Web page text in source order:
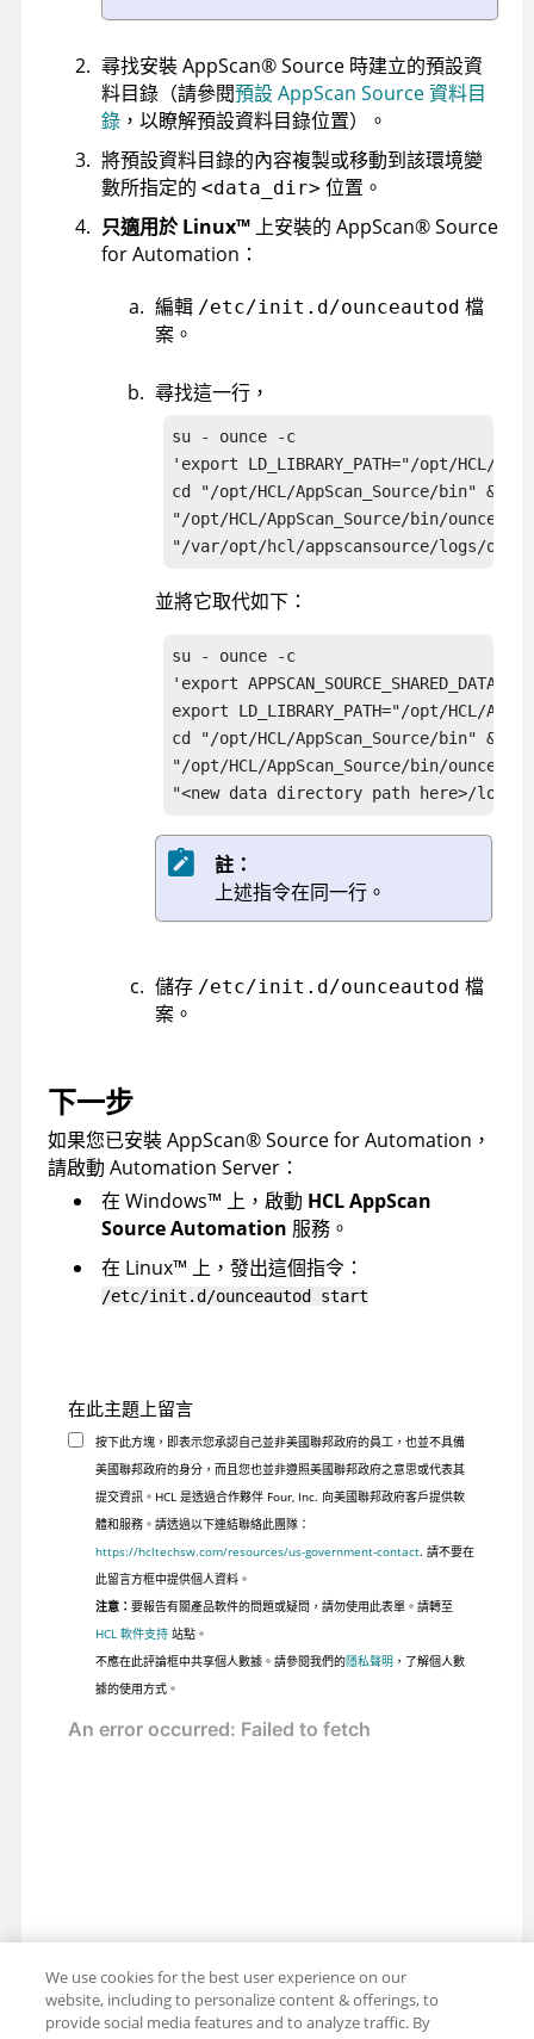
尋找安裝AppScan®Source 時建立的預設資
料目錄（請參閱預設 AppScan Source 資料目
錄 ，以瞭解預設資料目錄位置）。
將預設資料目錄的內容複製或移動到該環境變
數所指定的 <data_dir> 位置。
只適用於Linux™ 上安裝的 AppScan®Source
for Automation ：
編輯 /etc/init.d/ounceautod 檔
案。
尋找這一行，
su - ounce -c
'export LD_LIBRARY_PATH="/opt/HCL/
cd "/opt/HCL/AppScan_Source/bin" &&
"/opt/HCL/AppScan_Source/bin/
"/var/opt/hcl/appscansource/logs/
並將它取代如下：
su - ounce -c
'export
export LD_LIBRARY_PATH="/opt/HCL/
cd "/opt/HCL/AppScan_Source/bin" &&
"/opt/HCL/AppScan_Source/bin/
"<new data directory path here>/logs/
註：
上述指令在同一行。
儲存 /etc/init.d/ounceautod 檔
案。
下一步
如果您已安裝AppScan®Source for Automation ，
請啟動 Automation Server ：
在 Windows™ 上，啟動 HCL AppScan
Source Automation 服務。
在 Linux™ 上，發出這個指令：
/etc/init.d/ounceautod start
在此主題上留言
按下此方塊，即表示您承認自己並非美國聯邦政府的員工，也並不具備
美國聯邦政府的身分，而且您也並非遵照美國聯邦政府之意思或代表其
提交資訊。HCL 是透過合作夥伴 Four, Inc. 向美國聯邦政府客戶提供軟
體和服務。請透過以下連結聯絡此團隊：
https://hcltechsw.com/resources/us-government-contact. 請不要在
此留言方框中提供個人資料。
注意： 要報告有關產品軟件的問題或疑問，請勿使用此表單。請轉至
HCL 軟件支持站點。
不應在此評論框中共享個人數據。請參閱我們的隱私聲明 ，了解個人數
據的使用方式。
We use cookies for the best user experience on our
website, including to personalize content & offerings, to
provide social media features and to analyze traffic. By